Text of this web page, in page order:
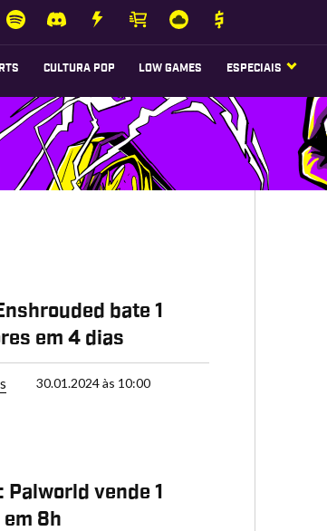
CULTURA POP LOW GAMES ESPECIAIS
bate 1
em 4 dias
30.01.2024 às 10:00
Palworld vende 1
8h